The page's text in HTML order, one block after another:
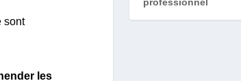
sont
les